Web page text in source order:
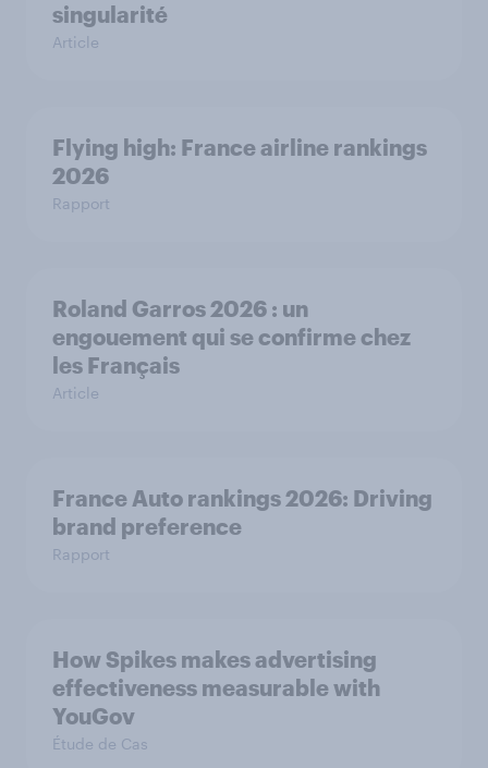
singularité
Article
Flying high: France airline rankings
2026
Rapport
Roland Garros 2026 : un
engouement qui se confirme chez
les Français
Article
France Auto rankings 2026: ​Driving
brand preference
Rapport
How Spikes makes advertising
effectiveness measurable with
YouGov
Étude de Cas